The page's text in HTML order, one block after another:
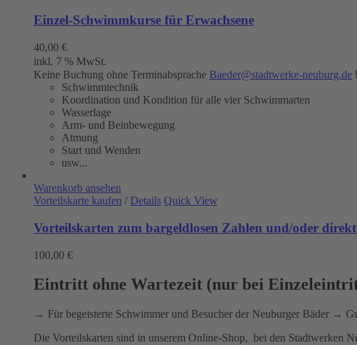
Einzel-Schwimmkurse für Erwachsene
40,00 €
inkl. 7 % MwSt.
Keine Buchung ohne Terminabsprache Baeder@stadtwerke-neuburg.de
Schwimmtechnik
Koordination und Kondition für alle vier Schwimmarten
Wasserlage
Arm- und Beinbewegung
Atmung
Start und Wenden
usw...
Warenkorb ansehen
Vorteilskarte kaufen / Details Quick View
Vorteilskarten zum bargeldlosen Zahlen und/oder
100,00 €
Eintritt ohne Wartezeit (nur bei
→ Für begeisterte Schwimmer und Besucher der Neuburger Bäder →
Die Vorteilskarten sind in unserem Online-Shop, bei den Stadtwerken